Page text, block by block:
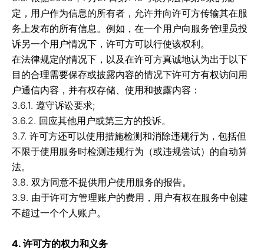
定，用户作为信息的所有者，允许并向许可方传输其在服
务上发布的所有信息。例如，在一个用户向服务管理员投
诉另一个用户情况下，许可方可以行使该权利。
在法律规定的情况下，以及在许可方真诚地认为出于以下
目的合理需要保存或披露内容的情况下许可方有权访问用
户通信内容，并有权存储、使用和披露内容：
3.6.1. 遵守诉讼要求;
3.6.2. 回应其他用户或第三方的投诉。
3.7. 许可方还可以使用措施检测和消除违规行为，包括但
不限于使用服务时检测违规行为（或违规尝试）的自动算
法。
3.8. 双方同意不提供用户使用服务的报告。
3.9. 由于许可方管理账户的费用，用户有权在服务中创建
不超过一个个人账户。
4. 许可方的权力和义务